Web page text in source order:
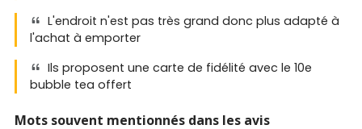
L'endroit n'est pas très grand donc plus adapté à
l'achat à emporter
Ils proposent une carte de fidélité avec le 10e
bubble tea offert
Mots souvent mentionnés dans les avis